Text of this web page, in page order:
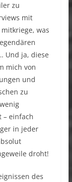
zu
mit
was
Und ja, diese
mich von
und
zu
– einfach
in jeder
droht!
des